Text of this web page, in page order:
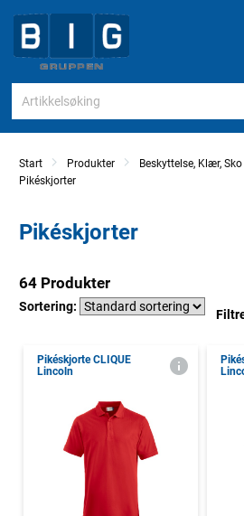
Start Produkter Beskyttelse, Klær, Sko
Pikéskjorter
Pikéskjorter
64 Produkter
Sortering:
Pikéskjorte CLIQUE
Lincoln